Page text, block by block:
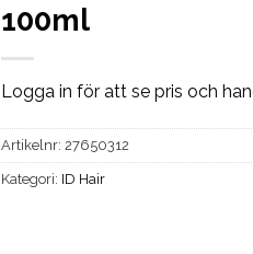
100ml
Logga in för att se pris och
Artikelnr: 27650312
Kategori: ID Hair